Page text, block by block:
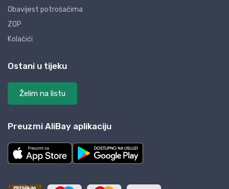
Obavijest potrošačima
ZOP
Kolačići
Ostani u tijeku
Želim na listu
Preuzmi AliBay aplikaciju